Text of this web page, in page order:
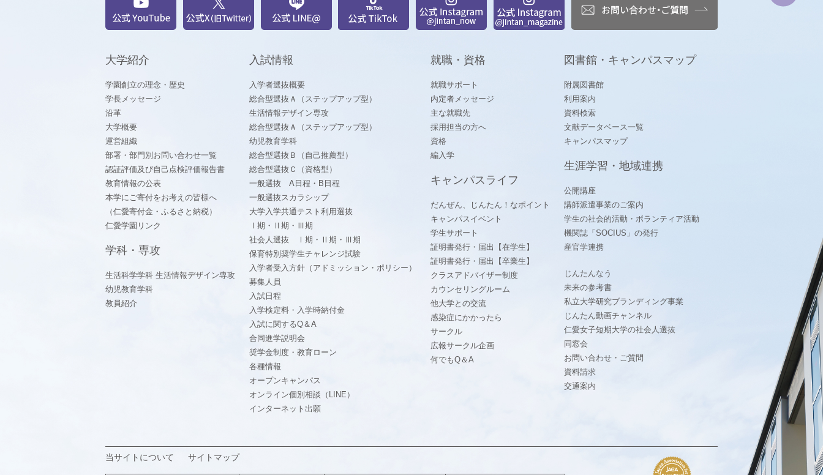
大学紹介
学園創立の理念・歴史
学長メッセージ
沿革
大学概要
運営組織
部署・部門別お問い合わせ一覧
認証評価及び自己点検評価報告書
教育情報の公表
本学にご寄付をお考えの皆様へ
（仁愛寄付金・ふるさと納税）
仁愛学園リンク
学科・専攻
生活科学学科 生活情報デザイン専攻
幼児教育学科
教員紹介
入試情報
入学者選抜概要
総合型選抜Ａ（ステップアップ型）
生活情報デザイン専攻
総合型選抜Ａ（ステップアップ型）
幼児教育学科
総合型選抜Ｂ（自己推薦型）
総合型選抜Ｃ（資格型）
一般選抜 A日程・B日程
一般選抜スカラシップ
大学入学共通テスト利用選抜
Ⅰ期・Ⅱ期・Ⅲ期
社会人選抜 Ⅰ期・Ⅱ期・Ⅲ期
保育特別奨学生チャレンジ試験
入学者受入方針（アドミッション・ポリシー）
募集人員
入試日程
入学検定料・入学時納付金
入試に関するQ＆A
合同進学説明会
奨学金制度・教育ローン
各種情報
オープンキャンパス
オンライン個別相談（LINE）
インターネット出願
就職・資格
就職サポート
内定者メッセージ
主な就職先
採用担当の方へ
資格
編入学
キャンパスライフ
だんぜん、じんたん！なポイント
キャンパスイベント
学生サポート
証明書発行・届出【在学生】
証明書発行・届出【卒業生】
クラスアドバイザー制度
カウンセリングルーム
他大学との交流
感染症にかかったら
サークル
広報サークル企画
何でもQ＆A
図書館・キャンパスマップ
附属図書館
利用案内
資料検索
文献データベース一覧
キャンパスマップ
生涯学習・地域連携
公開講座
講師派遣事業のご案内
学生の社会的活動・ボランティア活動
機関誌「SOCIUS」の発行
産官学連携
じんたんなう
未来の参考書
私立大学研究ブランディング事業
じんたん動画チャンネル
仁愛女子短期大学の社会人選抜
同窓会
お問い合わせ・ご質問
資料請求
交通案内
当サイトについて サイトマップ